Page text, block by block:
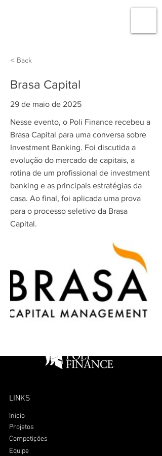
< Back
Brasa Capital
29 de maio de 2025
Nesse evento, o Poli Finance recebeu a
Brasa Capital para uma conversa sobre
Investment Banking. Foi discutida a
evolução do mercado de capitais, a
rotina de um profissional de investment
banking e as principais estratégias da
casa. Ao final, foi aplicada uma prova
para o processo seletivo da Brasa
Capital.
LINKS
Início
Projetos
Competições
Equipe